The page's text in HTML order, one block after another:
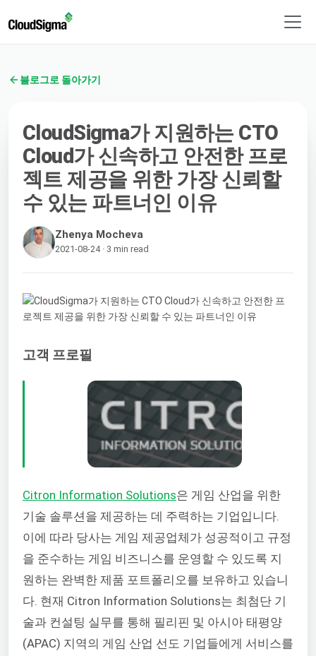
블로그로 돌아가기
CloudSigma가 지원하는 CTO
Cloud가 신속하고 안전한 프로
젝트 제공을 위한 가장 신뢰할
수 있는 파트너인 이유
Zhenya Mocheva
2021-08-24 · 3 min read
고객 프로필
Citron Information Solutions은 게임 산업을 위한
기술 솔루션을 제공하는 데 주력하는 기업입니다.
이에 따라 당사는 게임 제공업체가 성공적이고 규정
을 준수하는 게임 비즈니스를 운영할 수 있도록 지
원하는 완벽한 제품 포트폴리오를 보유하고 있습니
다. 현재 Citron Information Solutions는 최첨단 기
술과 컨설팅 실무를 통해 필리핀 및 아시아 태평양
(APAC) 지역의 게임 산업 선도 기업들에게 서비스를